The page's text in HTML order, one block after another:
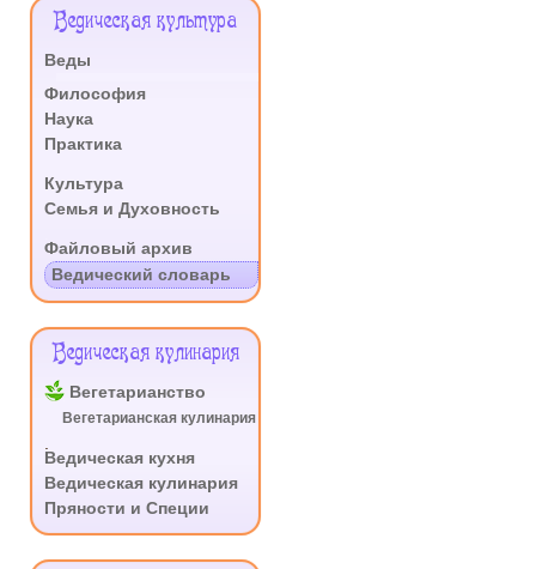
Меню Ведическая культура
Веды
Философия
Наука
Практика
Культура
Семья и Духовность
Файловый архив
Ведический словарь
Ведическая кулинария
Вегетарианство
Вегетарианская кулинария
Ведическая кухня
Ведическая кулинария
Пряности и Специи